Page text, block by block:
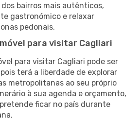
bairros mais autênticos,
gastronómico e relaxar
pedonais.
para visitar Cagliari
para visitar Cagliari pode ser
terá a liberdade de explorar
metropolitanas ao seu próprio
à sua agenda e orçamento,
ficar no país durante